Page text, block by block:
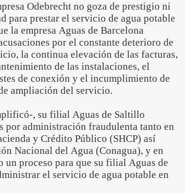
Odebrecht no goza de prestigio ni
para prestar el servicio de agua potable
la empresa Aguas de Barcelona
por el constante deterioro de
la continua elevación de las facturas,
de las instalaciones, el
de conexión y el incumplimiento de
ampliación del servicio.
, su filial Aguas de Saltillo
por administración fraudulenta tanto en
y Crédito Público (SHCP) así
Nacional del Agua (Conagua), y en
proceso para que su filial Aguas de
el servicio de agua potable en